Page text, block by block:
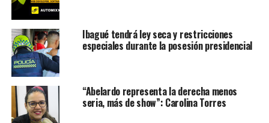
Ibagué tendrá ley seca y restricciones
especiales durante la posesión presidencial
“Abelardo representa la derecha menos
seria, más de show”: Carolina Torres